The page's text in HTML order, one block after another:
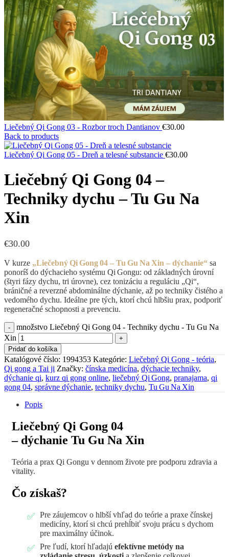
Liečebný Qi Gong 03 - Rozbor troch Dantianov €30.00
Back to products
Liečebný Qi Gong 05 - Dreň a telesné substancie €30.00
Liečebný Qi Gong 04 –
Techniky dychu – Tu Gu Na
Xin
€30.00
V kurze „Liečebný Qi Gong 04 – Tu Gu Na Xin – dýchanie“ sa
ponoríš do dýchacieho systému Qi Gongu: od základných úrovní
(štyri fázy dychu, tri úrovne), cez tonizáciu a reguláciu „Qi“,
bráničné a reverzné abdominálne dýchanie, až po techniky čistého a
vedomého dychu. Ideálne pre tých, ktorí chcú hlbšiu prax, podporiť
regeneračné schopnosti a prevenciu.
množstvo Liečebný Qi Gong 04 - Techniky dychu - Tu Gu Na
Xin
Pridať do košíka
Katalógové číslo: 1994353 Kategórie: Liečebný Qi Gong - teória,
Qi gong a Tai ji Značky: čínska medicína, dýchacie techniky,
dýchanie qi, kurz qi gong online, liečebný Qi Gong, pranajama, qi
gong 04, správne dýchanie, techniky dychu, Tu Gu Na Xin
Popis
Liečebný Qi Gong 04
– dýchanie Tu Gu Na Xin
Teória a prax Qi Gongu v dennom živote pre podporu zdravia a
vitality.
Čo získaš?
Pre záujemcov o hlbší vhľad do teórie a praxe čínskej
medicíny, ktorí si chcú prehĺbiť svoju prácu s dychom
pre maximálny účinok.
Pre ľudí, ktorí hľadajú efektívne metódy na